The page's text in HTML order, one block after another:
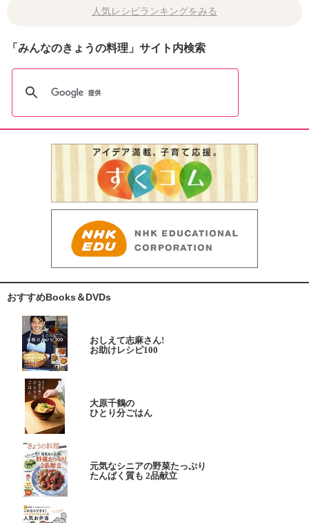
人気レシピランキングをみる
「みんなのきょうの料理」サイト内検索
おすすめBooks＆DVDs
おしえて志麻さん!
お助けレシピ100
大原千鶴の
ひとり分ごはん
元気なシニアの野菜たっぷり
たんぱく質も 2品献立